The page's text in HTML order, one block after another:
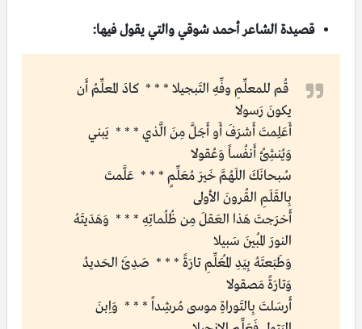
قصيدة الشاعر أحمد شوقي والتي يقول فيها:
قُم للمعلِّمِ وفِّهِ التَبجيلا * * * كادَ المعلِّمُ أَن
يكونَ رَسولا
أَعَلِمتَ أَشرَفَ أَو أَجَلَّ مِنَ الَّذي * * * يَبني
وَيُنشِئُ أَنفُساً وَعُقولا
سُبحانَكَ اللَهُمَّ خَيرَ مُعَلِّمٍ * * * عَلَّمتَ
بِالقَلَمِ القُرونَ الأولى
أَخرَجتَ هَذا العَقلَ مِن ظُلُماتِهِ * * * وَهَدَيتَهُ
النورَ المُبينَ سَبيلا
وَطَبَعتَهُ بِيَدِ المُعَلِّمِ تارَةً * * * صَدِئَ الحَديدُ
وَتارَةً مَصقولا
أَرسَلتَ بِالتَوراةِ موسى مُرشِداً * * * وَاِبنَ